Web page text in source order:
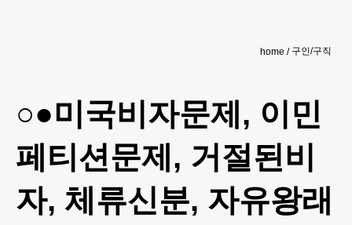
home 구인/구직
○●미국비자문제, 이민
페티션문제, 거절된비
자, 체류신분, 자유왕래